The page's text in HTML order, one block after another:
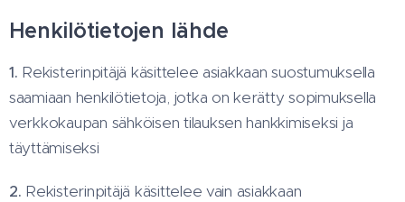
Henkilötietojen lähde
1. Rekisterinpitäjä käsittelee asiakkaan suostumuksella
saamiaan henkilötietoja, jotka on kerätty sopimuksella
verkkokaupan sähköisen tilauksen hankkimiseksi ja
täyttämiseksi
2. Rekisterinpitäjä käsittelee vain asiakkaan